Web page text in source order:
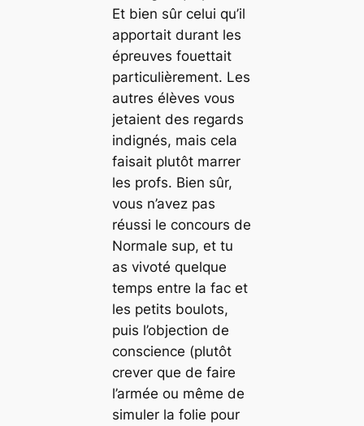
Et bien sûr celui qu’il
apportait durant les
épreuves fouettait
particulièrement. Les
autres élèves vous
jetaient des regards
indignés, mais cela
faisait plutôt marrer
les profs. Bien sûr,
vous n’avez pas
réussi le concours de
Normale sup, et tu
as vivoté quelque
temps entre la fac et
les petits boulots,
puis l’objection de
conscience (plutôt
crever que de faire
l’armée ou même de
simuler la folie pour